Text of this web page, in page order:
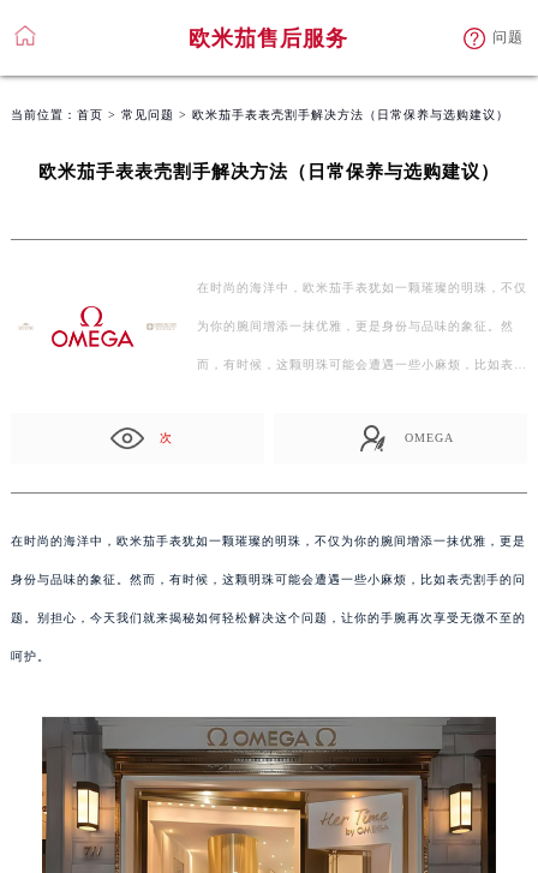
欧米茄售后服务 问题
当前位置： 首页 > 常见问题 > 欧米茄手表表壳割手解决方法（日常保养与选购建议）
欧米茄手表表壳割手解决方法（日常保养与选购建议）
在时尚的海洋中，欧米茄手表犹如一颗璀璨的明珠，不仅
为你的腕间增添一抹优雅，更是身份与品味的象征。然
而，有时候，这颗明珠可能会遭遇一些小麻烦，比如表壳
次 OMEGA
在时尚的海洋中，欧米茄手表犹如一颗璀璨的明珠，不仅为你的腕间增添一抹优雅，更是
身份与品味的象征。然而，有时候，这颗明珠可能会遭遇一些小麻烦，比如表壳割手的问
题。别担心，今天我们就来揭秘如何轻松解决这个问题，让你的手腕再次享受无微不至的
呵护。